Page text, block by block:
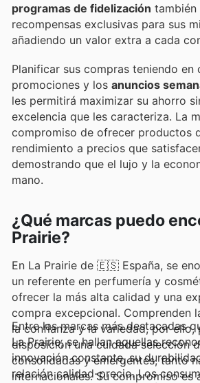
programas de fidelización
recompensas exclusivas para sus
añadiendo un valor extra a cada
Planificar sus compras teniendo en
promociones y los anuncios
les permitirá maximizar su ahorro
excelencia que les caracteriza. La
compromiso de ofrecer productos
rendimiento a precios que
demostrando que el lujo y la
mano.
¿Qué marcas puedo
Prairie?
En La Prairie de 🇪🇸 España, se
un referente en perfumería y
ofrecer la más alta calidad y una
compra excepcional. Comprenden
la confianza y la variedad, por ello,
disposición una cuidada selección
consolidadas y emergentes, tanto
internacionales. Su compromiso es
Entre las marcas más destacadas
La Prairie, se hallan aquellas
innovación constante, su
relación calidad-precio. Los